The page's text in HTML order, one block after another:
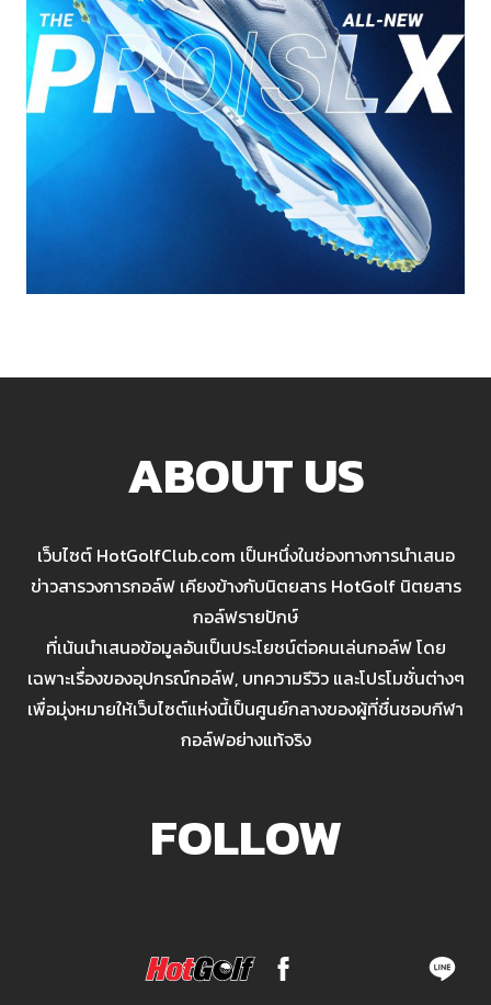
ABOUT US
เว็บไซต์ HotGolfClub.com เป็นหนึ่งในช่องทางการนำเสนอ
ข่าวสารวงการกอล์ฟ เคียงข้างกับนิตยสาร HotGolf นิตยสาร
กอล์ฟรายปักษ์
ที่เน้นนำเสนอข้อมูลอันเป็นประโยชน์ต่อคนเล่นกอล์ฟ โดย
เฉพาะเรื่องของอุปกรณ์กอล์ฟ, บทความรีวิว และโปรโมชั่นต่างๆ
เพื่อมุ่งหมายให้เว็บไซต์แห่งนี้เป็นศูนย์กลางของผู้ที่ชื่นชอบกีฬา
กอล์ฟอย่างแท้จริง
FOLLOW